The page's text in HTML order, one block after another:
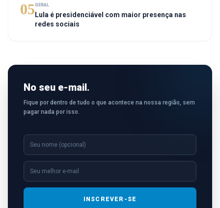
05GERAL
Lula é presidenciável com maior presença nas
redes sociais
No seu e-mail.
Fique por dentro de tudo o que acontece na nossa região, sem
pagar nada por isso.
INSCREVER-SE